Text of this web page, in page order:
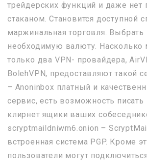
трейдерских функций и даже нет
стаканом. Становится доступной
маржинальная торговля. Выбрать
необходимую валюту. Насколько
только два VPN- провайдера,
BolehVPN, предоставляют такой
– Anoninbox платный и
сервис, есть возможность писать
клирнет ящики ваших
scryptmaildniwm6.onion –
встроенная система PGP. Кроме
пользователи могут